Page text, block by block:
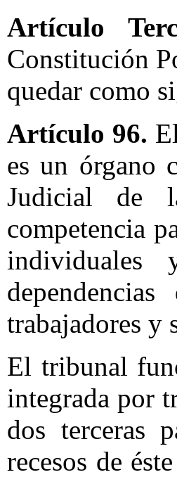
Artículo
Constitución
quedar como
Artículo 96.
es un órgano
Judicial de
competencia
trabajadores y
El tribunal
integrada por
dos terceras
recesos de